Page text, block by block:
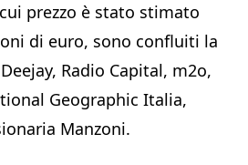
prezzo è stato stimato
di euro, sono confluiti la
Radio Capital, m2o,
Geographic Italia,
Manzoni.